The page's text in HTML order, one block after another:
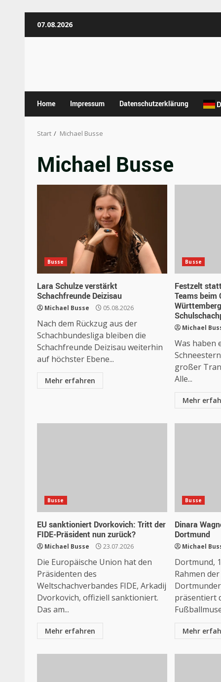
Inhalt07.08.2026
Home Impressum Datenschutzerklärung
Start Michael Busse
Michael Busse
Busse
Lara Schulze verstärkt
Schachfreunde Deizisau
Michael Busse 05.08.2026
Nach dem Rückzug aus der
Schachbundesliga bleiben die
Schachfreunde Deizisau weiterhin
auf höchster Ebene...
Mehr erfahren
Busse
Festzelt
Teams beim
Michael
Was haben
großer
Alle...
Mehr
Busse
EU sanktioniert Dvorkovich: Tritt der
FIDE-Präsident nun zurück?
Michael Busse 23.07.2026
Die Europäische Union hat den
Präsidenten des
Weltschachverbandes FIDE, Arkadij
Dvorkovich, offiziell sanktioniert.
Das am...
Mehr erfahren
Busse
Dinara
Dortmund
Michael
Dortmund,
Rahmen
präsentiert
Mehr